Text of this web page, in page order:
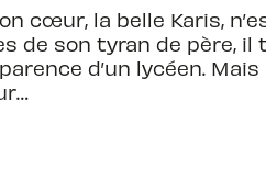
cœur, la belle Karis,
de son tyran de père, il
d’un lycéen.